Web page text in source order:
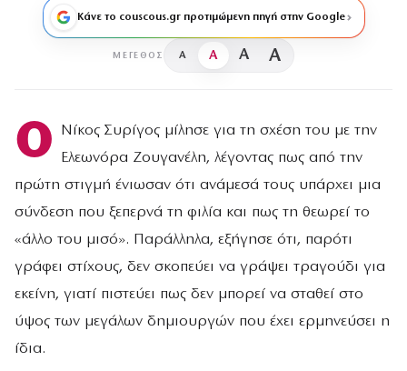
Κάνε το couscous.gr προτιμώμενη πηγή στην Google
ΜΈΓΕΘΟΣ A A A A
Ο
Νίκος Συρίγος μίλησε για τη σχέση του με την
Ελεωνόρα Ζουγανέλη, λέγοντας πως από την
πρώτη στιγμή ένιωσαν ότι ανάμεσά τους υπάρχει μια
σύνδεση που ξεπερνά τη φιλία και πως τη θεωρεί το
«άλλο του μισό». Παράλληλα, εξήγησε ότι, παρότι
γράφει στίχους, δεν σκοπεύει να γράψει τραγούδι για
εκείνη, γιατί πιστεύει πως δεν μπορεί να σταθεί στο
ύψος των μεγάλων δημιουργών που έχει ερμηνεύσει η
ίδια.